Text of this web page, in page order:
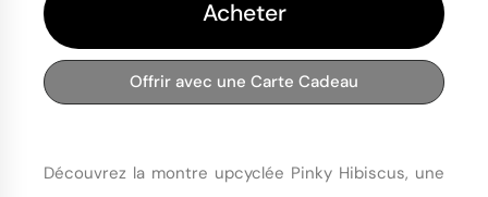
Acheter
Offrir avec une Carte Cadeau
Découvrez la montre upcyclée Pinky Hibiscus, une